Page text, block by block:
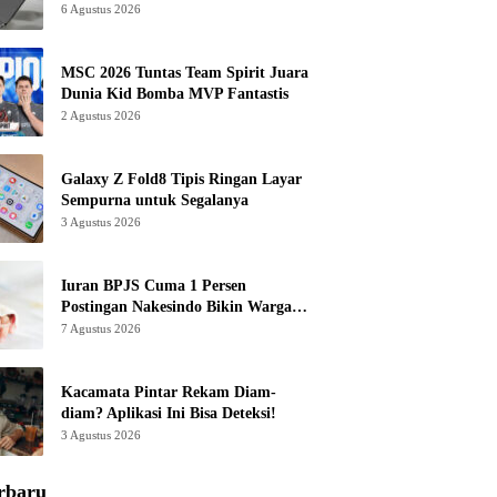
6 Agustus 2026
MSC 2026 Tuntas Team Spirit Juara
Dunia Kid Bomba MVP Fantastis
2 Agustus 2026
Galaxy Z Fold8 Tipis Ringan Layar
Sempurna untuk Segalanya
3 Agustus 2026
Iuran BPJS Cuma 1 Persen
Postingan Nakesindo Bikin Warganet
Murka
7 Agustus 2026
Kacamata Pintar Rekam Diam-
diam? Aplikasi Ini Bisa Deteksi!
3 Agustus 2026